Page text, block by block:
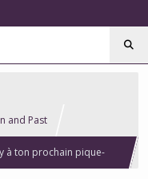
and Past
à ton prochain pique-